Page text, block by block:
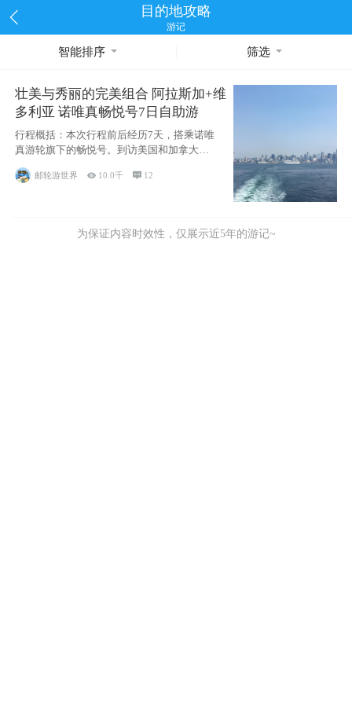
目的地攻略
游记
智能排序 筛选
壮美与秀丽的完美组合 阿拉斯加+维
多利亚 诺唯真畅悦号7日自助游
行程概括：本次行程前后经历7天，搭乘诺唯
真游轮旗下的畅悦号。到访美国和加拿大的4
个州/省：美国华盛顿州
邮轮游世界  10.0千  12
为保证内容时效性，仅展示近5年的游记~